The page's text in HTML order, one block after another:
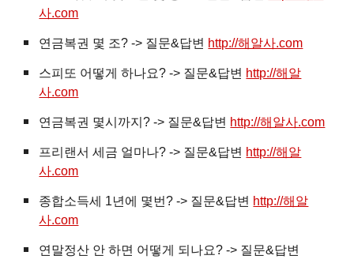
사.com
연금복권 몇 조? -> 질문&답변 http://해알사.com
스피또 어떻게 하나요? -> 질문&답변 http://해알
사.com
연금복권 몇시까지? -> 질문&답변 http://해알사.com
프리랜서 세금 얼마나? -> 질문&답변 http://해알
사.com
종합소득세 1년에 몇번? -> 질문&답변 http://해알
사.com
연말정산 안 하면 어떻게 되나요? -> 질문&답변